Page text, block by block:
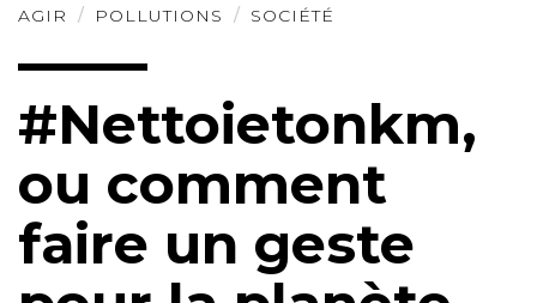
AGIR POLLUTIONS SOCIÉTÉ
#Nettoietonkm,
ou comment
faire un geste